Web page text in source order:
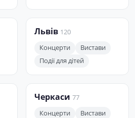
Львів 120
Концерти
Вистави
Події для дітей
Черкаси 77
Концерти
Вистави